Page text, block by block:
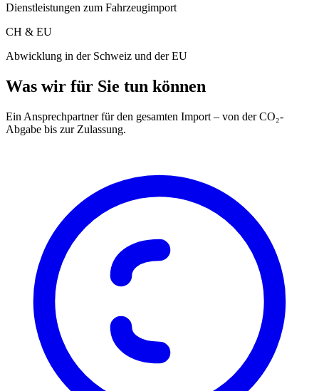
Dienstleistungen zum Fahrzeugimport
CH & EU
Abwicklung in der Schweiz und der EU
Was wir für Sie tun können
Ein Ansprechpartner für den gesamten Import – von der CO₂-
Abgabe bis zur Zulassung.